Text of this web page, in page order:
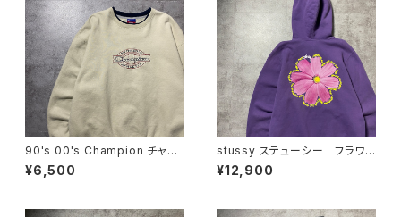
90's 00's Champion チャン
ピオン 刺繍ロゴ ラインリ
ブ ベージュ スウェット トレ
¥6,500
stussy ステューシー フラワ
ー グラフィック バックプリン
ト パープル スウェット パー
¥12,900